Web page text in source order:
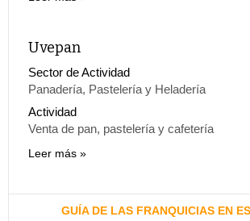
Uvepan
Sector de Actividad
Panadería, Pastelería y Heladería
Actividad
Venta de pan, pastelería y cafetería
Leer más
GUÍA DE LAS FRANQUICIAS EN